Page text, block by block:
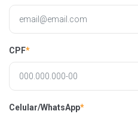
CPF*
Celular/WhatsApp*